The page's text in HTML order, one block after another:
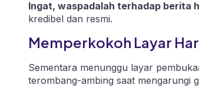
Ingat, waspadalah terhadap berita
kredibel dan resmi.
Memperkokoh Layar
Sementara menunggu layar
terombang-ambing saat mengarungi